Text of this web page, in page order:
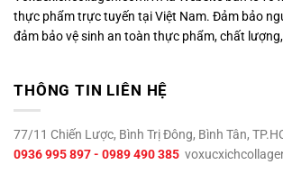
thực phẩm trực tuyến tại Việt Nam. Đảm bảo
đảm bảo vệ sinh an toàn thực phẩm, chất
THÔNG TIN LIÊN HỆ
77/11 Chiến Lược, Bình Trị Đông, Bình Tân,
0936 995 897 - 0989 490 385